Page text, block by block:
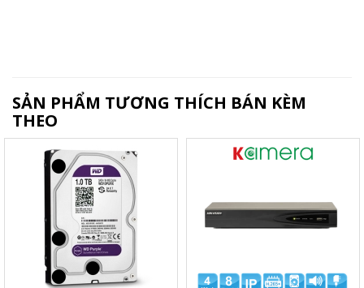
SẢN PHẨM TƯƠNG THÍCH BÁN KÈM
THEO